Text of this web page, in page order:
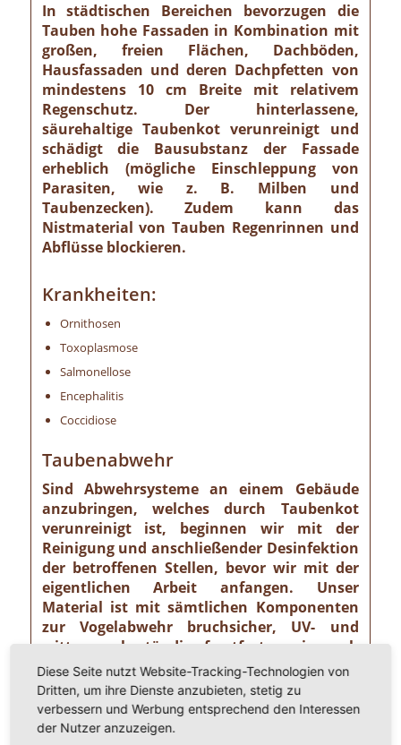
In städtischen Bereichen bevorzugen die
Tauben hohe Fassaden in Kombination mit
großen, freien Flächen, Dachböden,
Hausfassaden und deren Dachpfetten von
mindestens 10 cm Breite mit relativem
Regenschutz. Der hinterlassene,
säurehaltige Taubenkot verunreinigt und
schädigt die Bausubstanz der Fassade
erheblich (mögliche Einschleppung von
Parasiten, wie z. B. Milben und
Taubenzecken). Zudem kann das
Nistmaterial von Tauben Regenrinnen und
Abflüsse blockieren.
Krankheiten:
Ornithosen
Toxoplasmose
Salmonellose
Encephalitis
Coccidiose
Taubenabwehr
Sind Abwehrsysteme an einem Gebäude
anzubringen, welches durch Taubenkot
verunreinigt ist, beginnen wir mit der
Reinigung und anschließender Desinfektion
der betroffenen Stellen, bevor wir mit der
eigentlichen Arbeit anfangen. Unser
Material ist mit sämtlichen Komponenten
zur Vogelabwehr bruchsicher, UV- und
witterungsbeständig, frostfest sowie nach
DIN-Normen spezifiziert. Einsatz
umweltgerechter und tierschutzkonformer
Vogelabwehrsysteme.
Wir setzen Taubenspikes ein (z. B. für Pfetten, Firste,
Diese Seite nutzt Website-Tracking-Technologien von
Dritten, um ihre Dienste anzubieten, stetig zu
verbessern und Werbung entsprechend den Interessen
der Nutzer anzuzeigen.